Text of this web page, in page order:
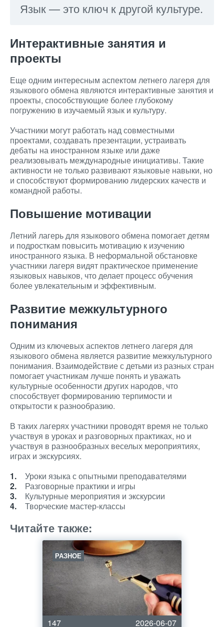
Язык — это ключ к другой культуре.
Интерактивные занятия и
проекты
Еще одним интересным аспектом летнего лагеря для
языкового обмена являются интерактивные занятия и
проекты, способствующие более глубокому
погружению в изучаемый язык и культуру.
Участники могут работать над совместными
проектами, создавать презентации, устраивать
дебаты на иностранном языке или даже
реализовывать международные инициативы. Такие
активности не только развивают языковые навыки, но
и способствуют формированию лидерских качеств и
командной работы.
Повышение мотивации
Летний лагерь для языкового обмена помогает детям
и подросткам повысить мотивацию к изучению
иностранного языка. В неформальной обстановке
участники лагеря видят практическое применение
языковых навыков, что делает процесс обучения
более увлекательным и эффективным.
Развитие межкультурного
понимания
Одним из ключевых аспектов летнего лагеря для
языкового обмена является развитие межкультурного
понимания. Взаимодействие с детьми из разных стран
помогает участникам лучше понять и уважать
культурные особенности других народов, что
способствует формированию терпимости и
открытости к разнообразию.
В таких лагерях участники проводят время не только
участвуя в уроках и разговорных практиках, но и
участвуя в разнообразных веселых мероприятиях,
играх и экскурсиях.
Уроки языка с опытными преподавателями
Разговорные практики и игры
Культурные мероприятия и экскурсии
Творческие мастер-классы
Читайте также:
РАЗНОЕ
147 2026-06-07